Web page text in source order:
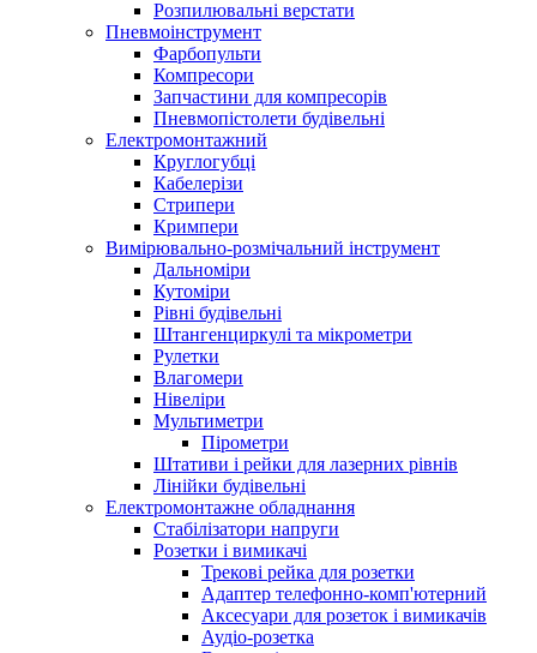
Розпилювальні верстати
Пневмоінструмент
Фарбопульти
Компресори
Запчастини для компресорів
Пневмопістолети будівельні
Електромонтажний
Круглогубці
Кабелерізи
Стрипери
Кримпери
Вимірювально-розмічальний інструмент
Дальноміри
Кутоміри
Рівні будівельні
Штангенциркулі та мікрометри
Рулетки
Влагомери
Нівеліри
Мультиметри
Пірометри
Штативи і рейки для лазерних рівнів
Лінійки будівельні
Електромонтажне обладнання
Стабілізатори напруги
Розетки і вимикачі
Трекові рейка для розетки
Адаптер телефонно-комп'ютерний
Аксесуари для розеток і вимикачів
Аудіо-розетка